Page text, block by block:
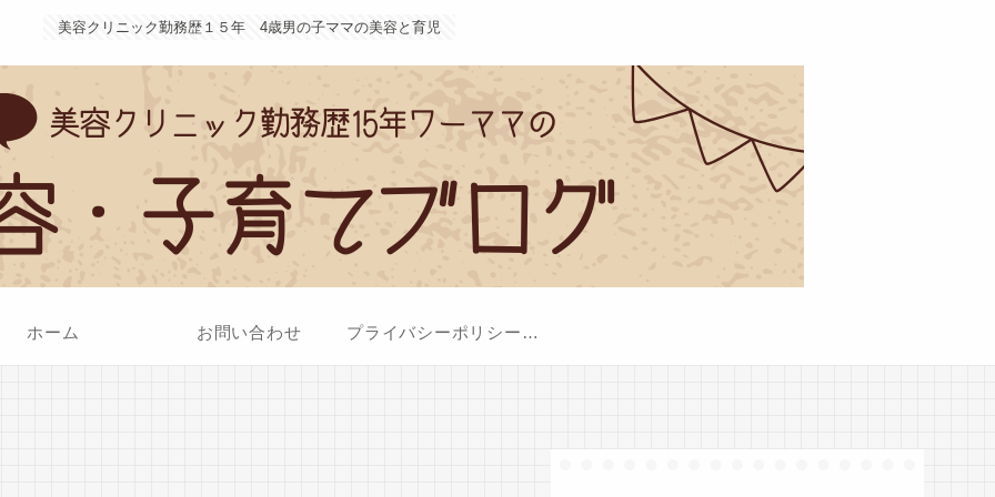
美容クリニック勤務歴１５年 4歳男の子ママの美容と育児
ホーム お問い合わせ プライバシーポリシー・免責事項